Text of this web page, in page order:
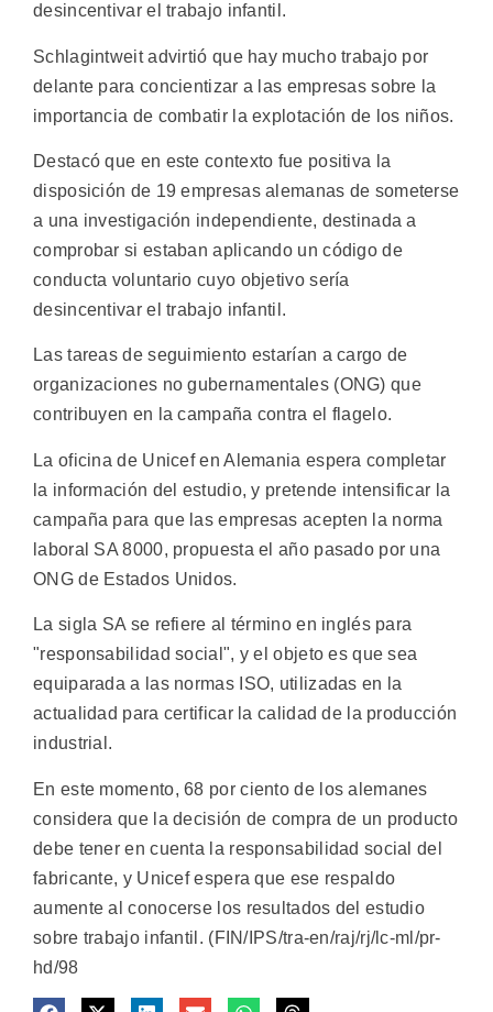
desincentivar el trabajo infantil.
Schlagintweit advirtió que hay mucho trabajo por
delante para concientizar a las empresas sobre la
importancia de combatir la explotación de los niños.
Destacó que en este contexto fue positiva la
disposición de 19 empresas alemanas de someterse
a una investigación independiente, destinada a
comprobar si estaban aplicando un código de
conducta voluntario cuyo objetivo sería
desincentivar el trabajo infantil.
Las tareas de seguimiento estarían a cargo de
organizaciones no gubernamentales (ONG) que
contribuyen en la campaña contra el flagelo.
La oficina de Unicef en Alemania espera completar
la información del estudio, y pretende intensificar la
campaña para que las empresas acepten la norma
laboral SA 8000, propuesta el año pasado por una
ONG de Estados Unidos.
La sigla SA se refiere al término en inglés para
"responsabilidad social", y el objeto es que sea
equiparada a las normas ISO, utilizadas en la
actualidad para certificar la calidad de la producción
industrial.
En este momento, 68 por ciento de los alemanes
considera que la decisión de compra de un producto
debe tener en cuenta la responsabilidad social del
fabricante, y Unicef espera que ese respaldo
aumente al conocerse los resultados del estudio
sobre trabajo infantil. (FIN/IPS/tra-en/raj/rj/lc-ml/pr-
hd/98